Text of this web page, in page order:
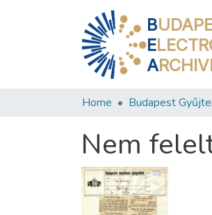
B
E
A
Home Budapest
Nem